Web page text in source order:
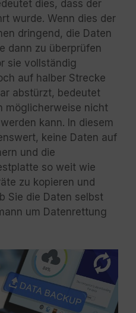
dies, dass der
wurde. Wenn dies der
dringend, die Daten
dann zu überprüfen
sie vollständig
auf halber Strecke
abstürzt, bedeutet
möglicherweise nicht
kann. In diesem
keine Daten auf
und die
so weit wie
zu kopieren und
Sie die Daten selbst
um Datenrettung